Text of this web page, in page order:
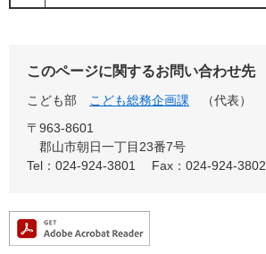
このページに関するお問い合わせ先
こども部 こども総務企画課
（代表）
〒963-8601
郡山市朝日一丁目23番7号
Tel：024-924-3801
Fax：024-924-3802